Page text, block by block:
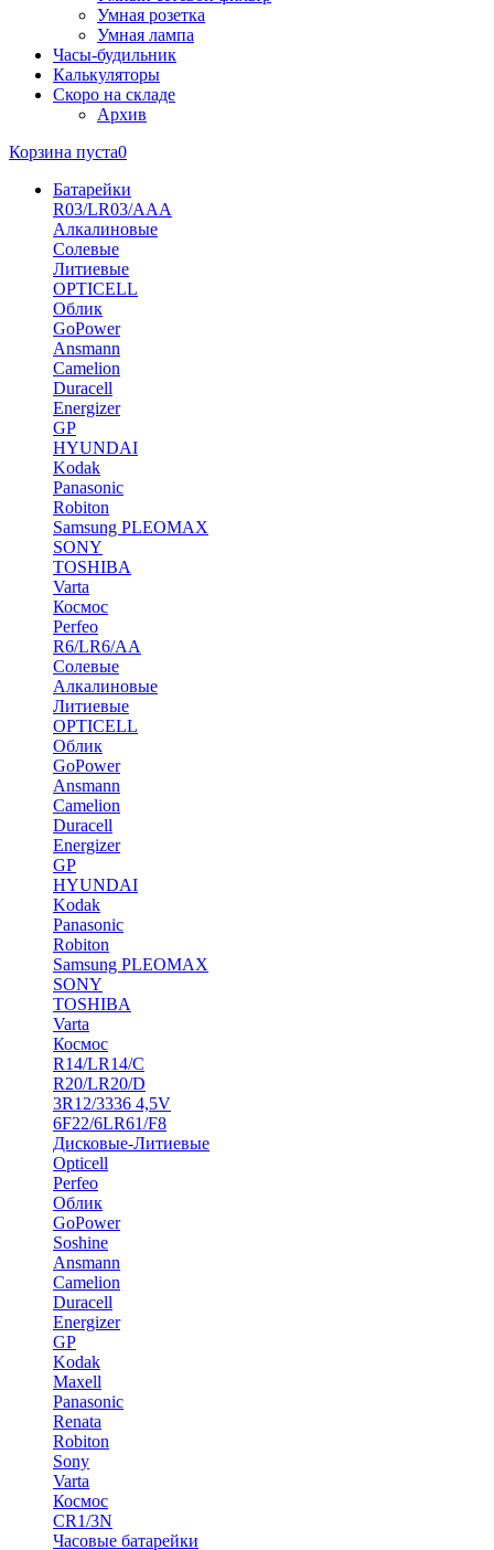
Умная розетка
Умная лампа
Часы-будильник
Калькуляторы
Скоро на складе
Архив
Корзина пуста0
Батарейки
R03/LR03/AAA
Алкалиновые
Солевые
Литиевые
OPTICELL
Облик
GoPower
Ansmann
Camelion
Duracell
Energizer
GP
HYUNDAI
Kodak
Panasonic
Robiton
Samsung PLEOMAX
SONY
TOSHIBA
Varta
Космос
Perfeo
R6/LR6/AA
Солевые
Алкалиновые
Литиевые
OPTICELL
Облик
GoPower
Ansmann
Camelion
Duracell
Energizer
GP
HYUNDAI
Kodak
Panasonic
Robiton
Samsung PLEOMAX
SONY
TOSHIBA
Varta
Космос
R14/LR14/C
R20/LR20/D
3R12/3336 4,5V
6F22/6LR61/F8
Дисковые-Литиевые
Opticell
Perfeo
Облик
GoPower
Soshine
Ansmann
Camelion
Duracell
Energizer
GP
Kodak
Maxell
Panasonic
Renata
Robiton
Sony
Varta
Космос
CR1/3N
Часовые батарейки